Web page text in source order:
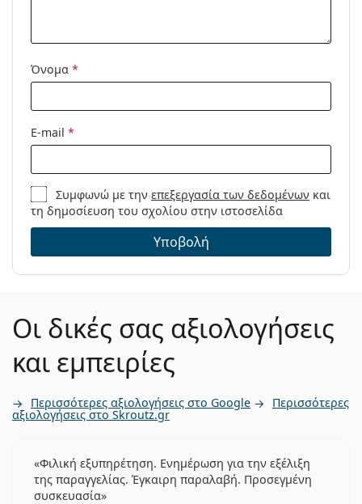
Όνομα *
E-mail *
Συμφωνώ με τηνεπεξεργασία των δεδομένων και
τη δημοσίευση του σχολίου στην ιστοσελίδα
Υποβολή
Οι δικές σας αξιολογήσεις
και εμπειρίες
Περισσότερες αξιολογήσεις στο Google Περισσότερες
αξιολογήσεις στο Skroutz.gr
Φιλική εξυπηρέτηση. Ενημέρωση για την εξέλιξη
της παραγγελίας. Έγκαιρη παραλαβή. Προσεγμένη
συσκευασία